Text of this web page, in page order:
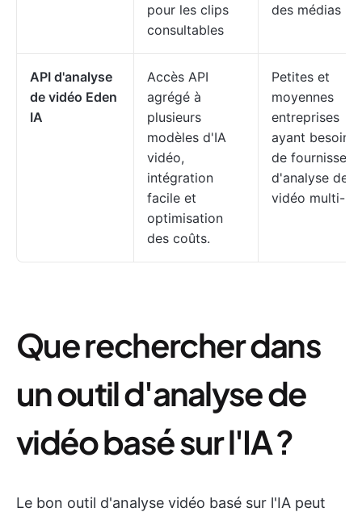
pour les clips
consultables
des médias
API d'analyse
de vidéo Eden
IA
Accès API
agrégé à
plusieurs
modèles d'IA
vidéo,
intégration
facile et
optimisation
des coûts.
Petites et
moyennes
entreprises
ayant besoin
de
d'analyse de
vidéo multi-IA
Que rechercher dans
un outil d'analyse de
vidéo basé sur l'IA ?
Le bon outil d'analyse vidéo basé sur l'IA peut